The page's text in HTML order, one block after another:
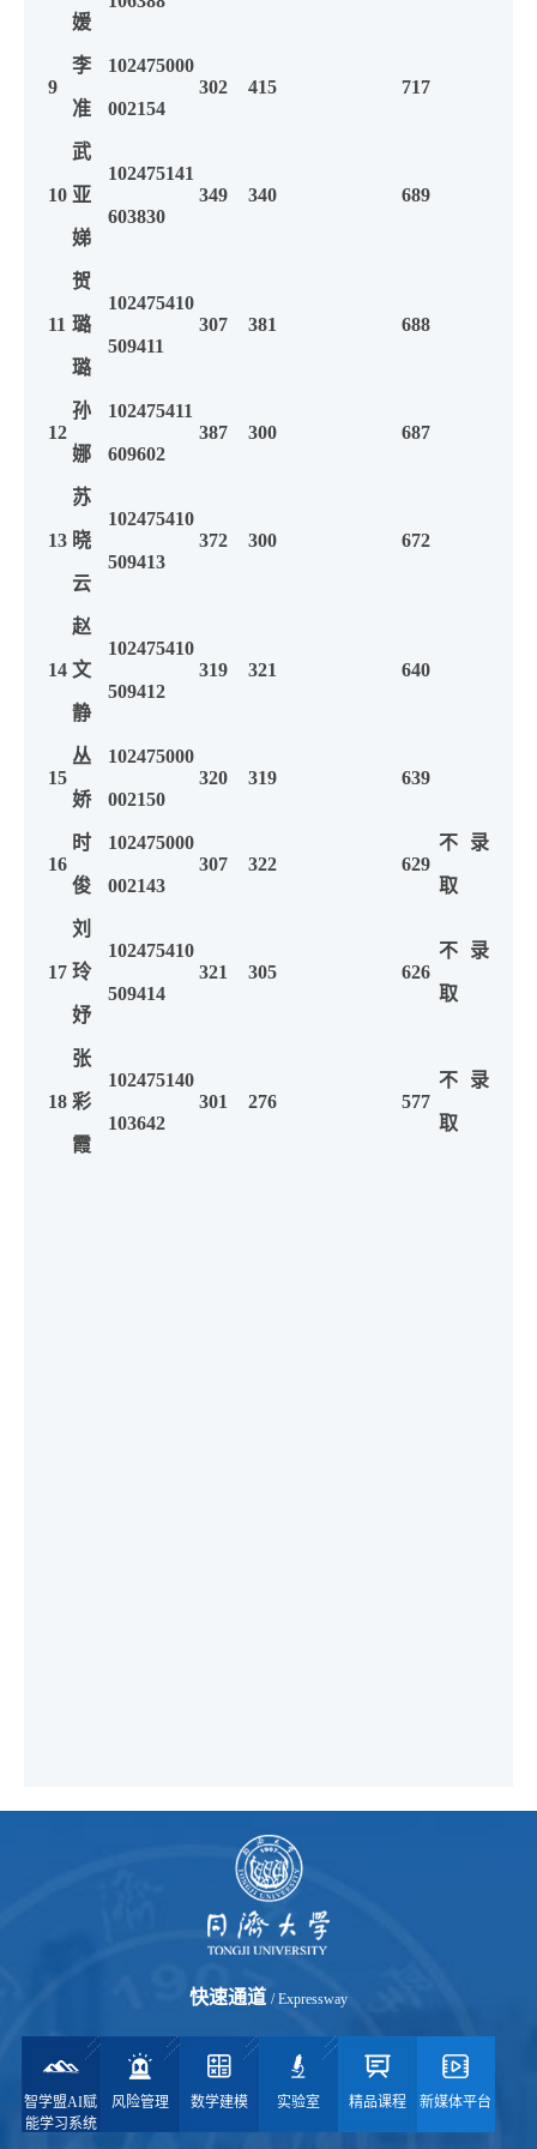
媛
9
李
准
102475000
002154
302 415 717
10
武
亚
娣
102475141
603830
349 340 689
11
贺
璐
璐
102475410
509411
307 381 688
12
孙
娜
102475411
609602
387 300 687
13
苏
晓
云
102475410
509413
372 300 672
14
赵
文
静
102475410
509412
319 321 640
15
丛
娇
102475000
002150
320 319 639
16
时
俊
102475000
002143
307 322 629
不录
取
17
刘
玲
妤
102475410
509414
321 305 626
不录
取
18
张
彩
霞
102475140
103642
301 276 577
不录
取
快速通道 / Expressway
智学盟AI赋
能学习系统
风险管理 数学建模 实验室 精品课程 新媒体平台